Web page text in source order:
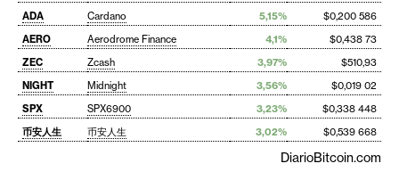
ADA
Cardano 5,15%
$0,200 586
AERO
Aerodrome Finance 4,1%
$0,438 73
ZEC
Zcash 3,97%
$510,93
NIGHT
Midnight 3,56%
$0,019 02
SPX
SPX6900 3,23%
$0,338 448
币安人生
币安人生 3,02% $0,539 668
DiarioBitcoin.com